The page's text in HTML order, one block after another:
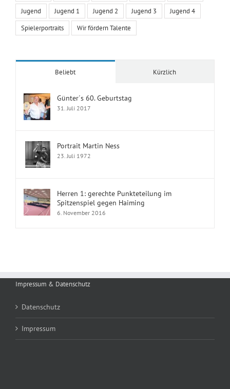
Jugend Jugend 1 Jugend 2 Jugend 3 Jugend 4
Spielerportraits Wir fördern Talente
Beliebt Kürzlich
Günter´s 60. Geburtstag
31. Juli 2017
Portrait Martin Ness
23. Juli 1972
Herren 1: gerechte Punkteteilung im
Spitzenspiel gegen Haiming
6. November 2016
Impressum & Datenschutz
Datenschutz
Impressum